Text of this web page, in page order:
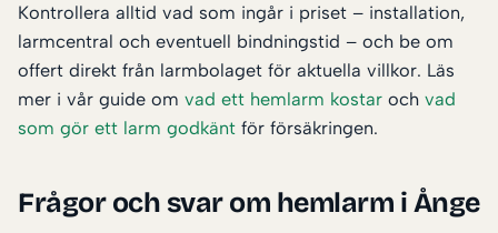
Kontrollera alltid vad som ingår i priset – installation,
larmcentral och eventuell bindningstid – och be om
offert direkt från larmbolaget för aktuella villkor. Läs
mer i vår guide om vad ett hemlarm kostar och vad
som gör ett larm godkänt för försäkringen.
Frågor och svar om hemlarm i Ånge